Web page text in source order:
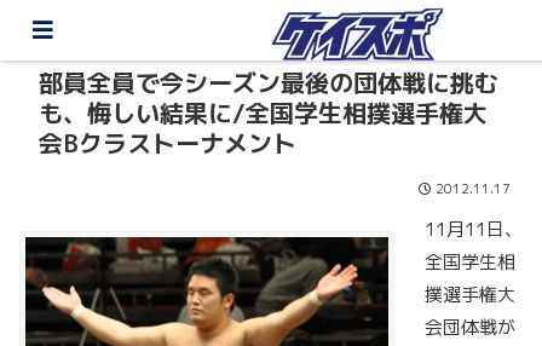
部員全員で今シーズン最後の団体戦に挑む
も、悔しい結果に/全国学生相撲選手権大
会Bクラストーナメント
2012.11.17
11月11日、
全国学生相
撲選手権大
会団体戦が